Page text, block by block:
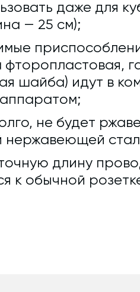
даже для
— 25 см);
шайба) идут в
не будет
нержавеющей
длину
к обычной